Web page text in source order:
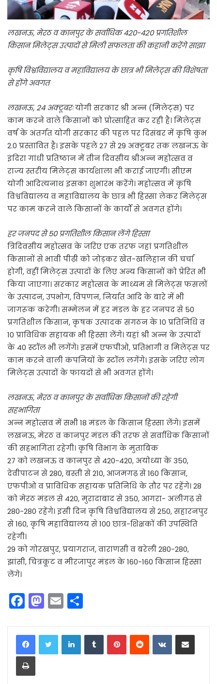
लखनऊ, मेरठ व कानपुर के सर्वाधिक 420-420 प्रगतिशील
किसान मिलेट्स उत्पादों से मिली सफलता की कहानी करेंगे साझा
कृषि विश्वविद्यालय व महाविद्यालय के छात्र भी मिलेट्स की विशेषता
से होंगे अवगत
लखनऊ, 24 अक्टूबरःयोगी सरकार श्री अन्न (मिलेट्स) पर
काम करने वाले किसानों को प्रोत्साहित कर रही है। मिलेट्स
वर्ष के अंतर्गत योगी सरकार की पहल पर दिसंबर में कृषि कुंभ
2.0 प्रस्तावित है। इसके पहले 27 से 29 अक्टूबर तक लखनऊ के
इंदिरा गांधी प्रतिष्ठान में तीन दिवसीय श्रीअन्न महोत्सव व
राज्य स्तरीय मिलेट्स कार्यशाला भी कराई जाएगी। सीएम
योगी आदित्यनाथ इसका शुभारंभ करेंगे। महोत्सव में कृषि
विश्वविद्यालय व महाविद्यालय के छात्र भी हिस्सा लेकर मिलेट्स
पर काम करने वाले किसानों के कार्यों से अवगत होंगे।
हर जनपद से 50 प्रगतिशील किसान लेंगे हिस्सा
त्रिदिवसीय महोत्सव के जरिए एक तरफ जहां प्रगतिशील
किसानों से भावी पीढ़ी को जोड़कर खेत-खलिहान की चर्चा
होगी, वहीं मिलेट्स उत्पादों के लिए अन्य किसानों को प्रेरित भी
किया जाएगा। सरकार महोत्सव के माध्यम से मिलेट्स फसलों
के उत्पादन, उपभोग, विपणन, निर्यात आदि के बारे में भी
जागरूक करेगी। सम्मेलन में हर मंडल के हर जनपद से 50
प्रगतिशील किसान, कृषक उत्पादक संगठन के 10 प्रतिनिधि व
10 प्राविधिक सहायक भी हिस्सा लेंगे। यहां श्री अन्न के उत्पादों
के 40 स्टॉल भी लगेंगे। इसमें एफपीओ, प्रतिभागी व मिलेट्स पर
काम करने वाली कंपनियों के स्टॉल लगेंगे। इसके जरिए लोग
मिलेट्स उत्पादों के फायदों से भी अवगत होंगे।
लखनऊ, मेरठ व कानपुर के सर्वाधिक किसानों की रहेगी
सहभागिता
अन्न महोत्सव में सभी 18 मंडल के किसान हिस्सा लेंगे। इसमें
लखनऊ, मेरठ व कानपुर मंडल की तरफ से सर्वाधिक किसानों
की सहभागिता रहेगी। कृषि विभाग के मुताबिक
27 को लखनऊ व कानपुर से 420-420, अयोध्या के 350,
देवीपाटन से 280, बस्ती से 210, आजमगढ़ से 160 किसान,
एफपीओ व प्राविधिक सहायक प्रतिनिधि के तौर पर रहेंगे। 28
को मेरठ मंडल से 420, मुरादाबाद से 350, आगरा- अलीगढ़ से
280-280 रहेंगे। इसी दिन कृषि विश्वविद्यालय से 250, सहारनपुर
से 160, कृषि महाविद्यालय से 100 छात्र-शिक्षकों की उपस्थिति
रहेगी।
29 को गोरखपुर, प्रयागराज, वाराणसी व बरेली 280-280,
झांसी, चित्रकूट व मीरजापुर मंडल के 160-160 किसान हिस्सा
लेंगे।
F
a
c
e
b
o
M
a
st
o
E
m
ai ar
LinkedInTumblrPinterestReddit VKontakteShare via Email
Print